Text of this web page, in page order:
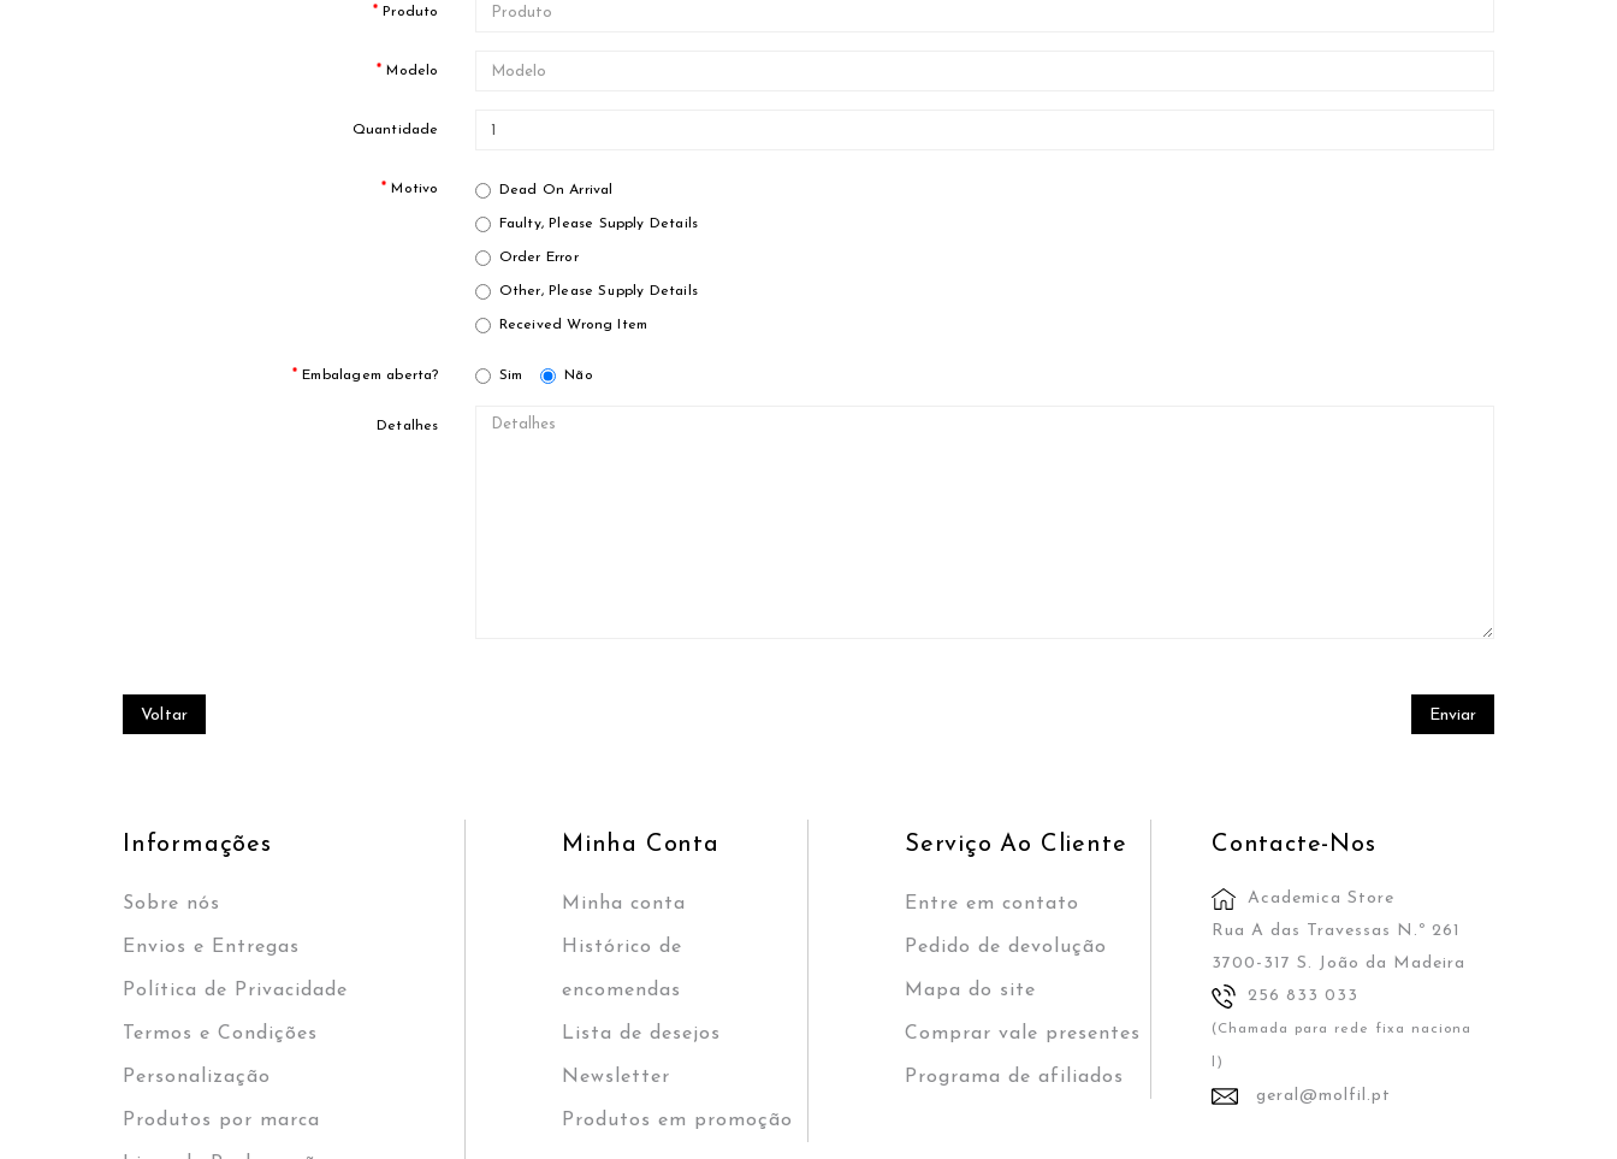
Produto
Modelo
Quantidade
Motivo Dead On Arrival
Faulty, Please Supply Details
Order Error
Other, Please Supply Details
Received Wrong Item
Embalagem aberta? Sim Não
Detalhes
Voltar
Informações
Sobre nós
Envios e Entregas
Política de Privacidade
Termos e Condições
Personalização
Produtos por marca
Minha Conta
Minha conta
Histórico de
encomendas
Lista de desejos
Newsletter
Produtos em promoção
Serviço Ao Cliente
Entre em contato
Pedido de devolução
Mapa do site
Comprar vale presentes
Programa de afiliados
Contacte-Nos
Academica Store
Rua A das Travessas N.º 261
3700-317 S. João da Madeira
256 833 033
(Chamada para rede fixa naciona
l)
geral@molfil.pt